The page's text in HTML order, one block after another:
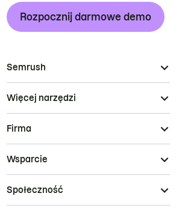
Rozpocznij darmowe demo
Semrush
Więcej narzędzi
Firma
Wsparcie
Społeczność